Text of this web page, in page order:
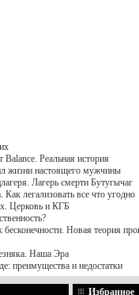
Balance. Реальная история
жизни настоящего мужчины
Лагерь смерти Бутугычаг
легализовать все что угодно
Церковь и КГБ
бесконечности. Новая теория
Наша Эра
преимущества и недостатки
Избранное